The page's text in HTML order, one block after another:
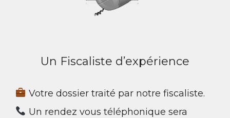
Un Fiscaliste d’expérience
Votre dossier traité par notre fiscaliste.
Un rendez vous téléphonique sera